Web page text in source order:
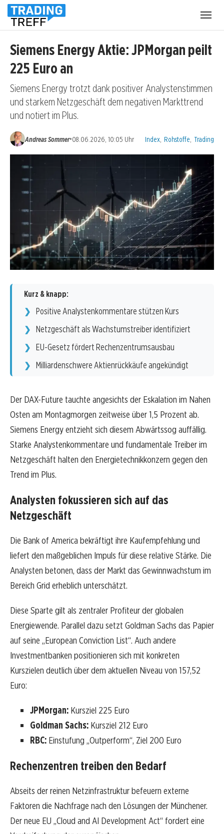
Siemens Energy Aktie: JPMorgan peilt
225 Euro an
Siemens Energy trotzt dank positiver Analystenstimmen
und starkem Netzgeschäft dem negativen Markttrend
und notiert im Plus.
Andreas Sommer•08.06.2026, 10:05 Uhr Kategorien:
Index Rohstoffe Trading
Kurz & knapp:
Positive Analystenkommentare stützen Kurs
Netzgeschäft als Wachstumstreiber identifiziert
EU-Gesetz fördert Rechenzentrumsausbau
Milliardenschwere Aktienrückkäufe angekündigt
Der DAX-Future tauchte angesichts der Eskalation im Nahen
Osten am Montagmorgen zeitweise über 1,5 Prozent ab.
Siemens Energy entzieht sich diesem Abwärtssog auffällig.
Starke Analystenkommentare und fundamentale Treiber im
Netzgeschäft halten den Energietechnikkonzern gegen den
Trend im Plus.
Analysten fokussieren sich auf das
Netzgeschäft
Die Bank of America bekräftigt ihre Kaufempfehlung und
liefert den maßgeblichen Impuls für diese relative Stärke. Die
Analysten betonen, dass der Markt das Gewinnwachstum im
Bereich Grid erheblich unterschätzt.
Diese Sparte gilt als zentraler Profiteur der globalen
Energiewende. Parallel dazu setzt Goldman Sachs das Papier
auf seine „European Conviction List“. Auch andere
Investmentbanken positionieren sich mit konkreten
Kurszielen deutlich über dem aktuellen Niveau von 157,52
Euro:
JPMorgan: Kursziel 225 Euro
Goldman Sachs: Kursziel 212 Euro
RBC: Einstufung „Outperform“, Ziel 200 Euro
Rechenzentren treiben den Bedarf
Abseits der reinen Netzinfrastruktur befeuern externe
Faktoren die Nachfrage nach den Lösungen der Münchener.
Der neue EU „Cloud and AI Development Act“ fordert eine